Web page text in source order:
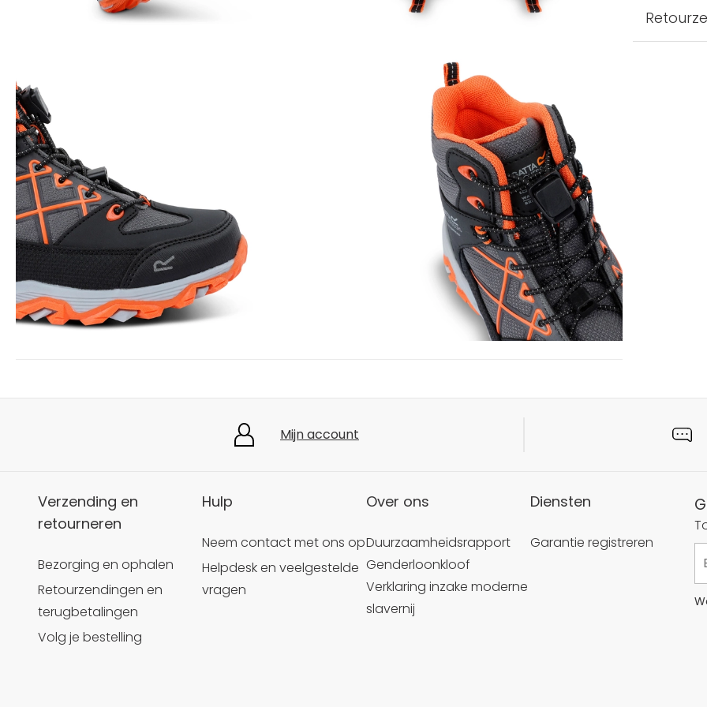
Mijn account
Verzending en
retourneren
Bezorging en ophalen
Retourzendingen en
terugbetalingen
Volg je bestelling
Hulp
Neem contact met ons op
Helpdesk en veelgestelde
vragen
Over ons
Duurzaamheidsrapport
Genderloonkloof
Verklaring inzake moderne
slavernij
Diensten
Garantie registreren